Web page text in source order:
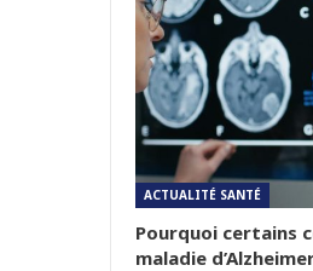
ACTUALITÉ SANTÉ
Pourquoi certains
maladie